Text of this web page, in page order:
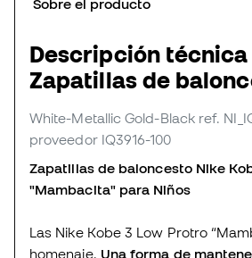
Sobre el producto
Descripción técnica
Zapatillas de
White-Metallic Gold-Black ref.
proveedor IQ3916-100
Zapatillas de baloncesto Nike
"Mambacita" para Niños
Las Nike Kobe 3 Low Protro
homenaje. Una forma de